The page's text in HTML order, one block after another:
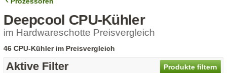
Deepcool CPU-Kühler
im Hardwareschotte Preisvergleich
46 CPU-Kühler im Preisvergleich
Produkte filtern
Aktive Filter